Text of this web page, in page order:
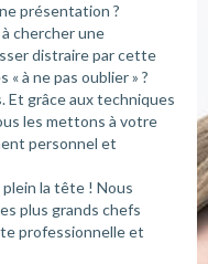
présentation ?
chercher une
distraire par cette
à ne pas oublier » ?
Et grâce aux techniques
les mettons à votre
personnel et
plein la tête ! Nous
plus grands chefs
professionnelle et